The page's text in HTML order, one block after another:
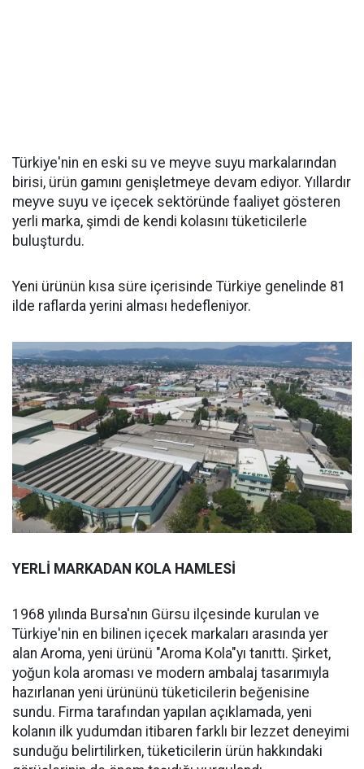
Türkiye'nin en eski su ve meyve suyu markalarından
birisi, ürün gamını genişletmeye devam ediyor. Yıllardır
meyve suyu ve içecek sektöründe faaliyet gösteren
yerli marka, şimdi de kendi kolasını tüketicilerle
buluşturdu.
Yeni ürünün kısa süre içerisinde Türkiye genelinde 81
ilde raflarda yerini alması hedefleniyor.
YERLİ MARKADAN KOLA HAMLESİ
1968 yılında Bursa'nın Gürsu ilçesinde kurulan ve
Türkiye'nin en bilinen içecek markaları arasında yer
alan Aroma, yeni ürünü "Aroma Kola"yı tanıttı. Şirket,
yoğun kola aroması ve modern ambalaj tasarımıyla
hazırlanan yeni ürününü tüketicilerin beğenisine
sundu. Firma tarafından yapılan açıklamada, yeni
kolanın ilk yudumdan itibaren farklı bir lezzet deneyimi
sunduğu belirtilirken, tüketicilerin ürün hakkındaki